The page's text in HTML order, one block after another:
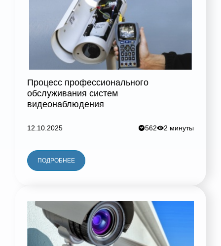
Процесс профессионального
обслуживания систем
видеонаблюдения
12.10.2025 562 2 минуты
ПОДРОБНЕЕ